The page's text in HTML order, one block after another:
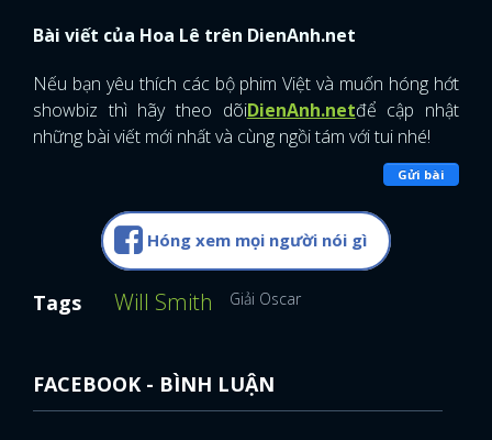
Bài viết của Hoa Lê trên DienAnh.net
Nếu bạn yêu thích các bộ phim Việt và muốn hóng hớt
showbiz thì hãy theo dõiDienAnh.netđể cập nhật
những bài viết mới nhất và cùng ngồi tám với tui nhé!
Gửi bài
Hóng xem mọi người nói gì
Tags Will Smith Giải Oscar
FACEBOOK - BÌNH LUẬN